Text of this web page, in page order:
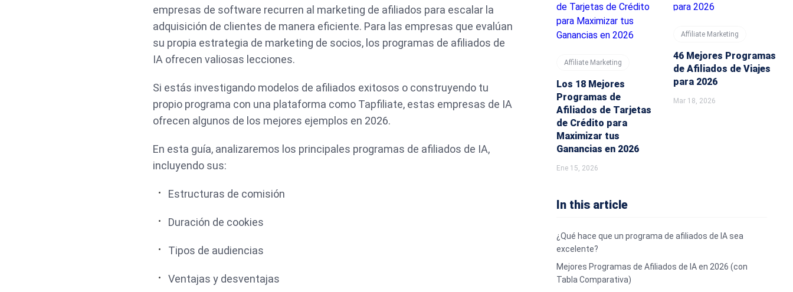
empresas de software recurren al marketing de afiliados para escalar la
adquisición de clientes de manera eficiente. Para las empresas que evalúan
su propia estrategia de marketing de socios, los programas de afiliados de
IA ofrecen valiosas lecciones.
Si estás investigando modelos de afiliados exitosos o construyendo tu
propio programa con una plataforma como Tapfiliate, estas empresas de IA
ofrecen algunos de los mejores ejemplos en 2026.
En esta guía, analizaremos los principales programas de afiliados de IA,
incluyendo sus:
Estructuras de comisión
Duración de cookies
Tipos de audiencias
Ventajas y desventajas
Affiliate Marketing
Los 18 Mejores
Programas de
Afiliados de Tarjetas
de Crédito para
Maximizar tus
Ganancias en 2026
Ene 15, 2026
Affiliate Marketing
46 Mejores Programas
de Afiliados de Viajes
para 2026
Mar 18, 2026
In this article
¿Qué hace que un programa de afiliados de IA sea
excelente?
Mejores Programas de Afiliados de IA en 2026 (con
Tabla Comparativa)